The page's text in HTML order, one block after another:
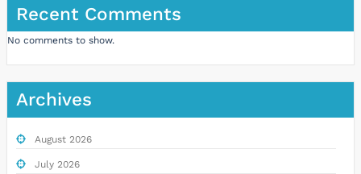
Recent Comments
No comments to show.
Archives
August 2026
July 2026